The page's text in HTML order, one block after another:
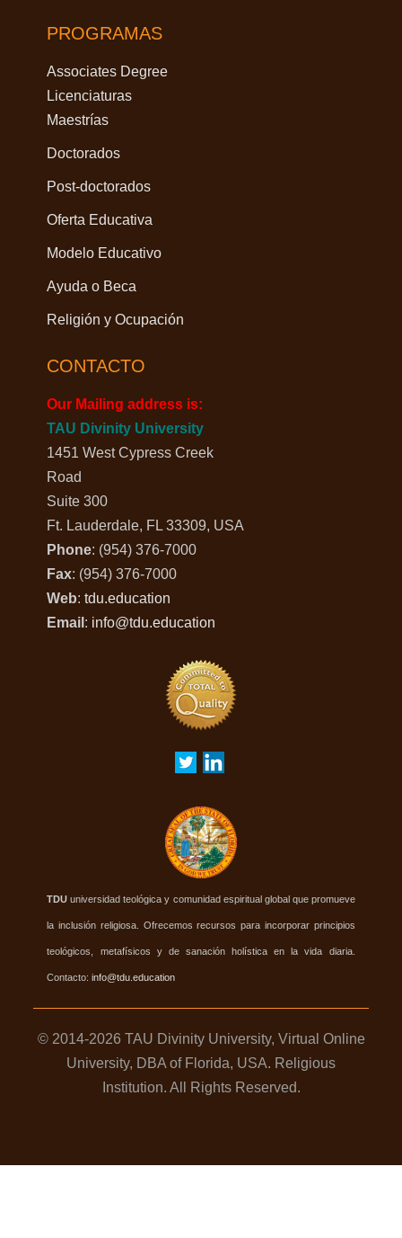
PROGRAMAS
Associates Degree
Licenciaturas
Maestrías
Doctorados
Post-doctorados
Oferta Educativa
Modelo Educativo
Ayuda o Beca
Religión y Ocupación
CONTACTO
Our Mailing address is:
TAU Divinity University
1451 West Cypress Creek
Road
Suite 300
Ft. Lauderdale, FL 33309, USA
Phone: (954) 376-7000
Fax: (954) 376-7000
Web:tdu.education
Email : info@tdu.education
TDUuniversidad teológica y comunidad espiritual global que promueve
la inclusión religiosa. Ofrecemos recursos para incorporar principios
teológicos, metafísicos y de sanación holística en la vida diaria.
Contacto:info@tdu.education
© 2014-2026 TAU Divinity University, Virtual Online
University, DBA of Florida, USA. Religious
Institution. All Rights Reserved.